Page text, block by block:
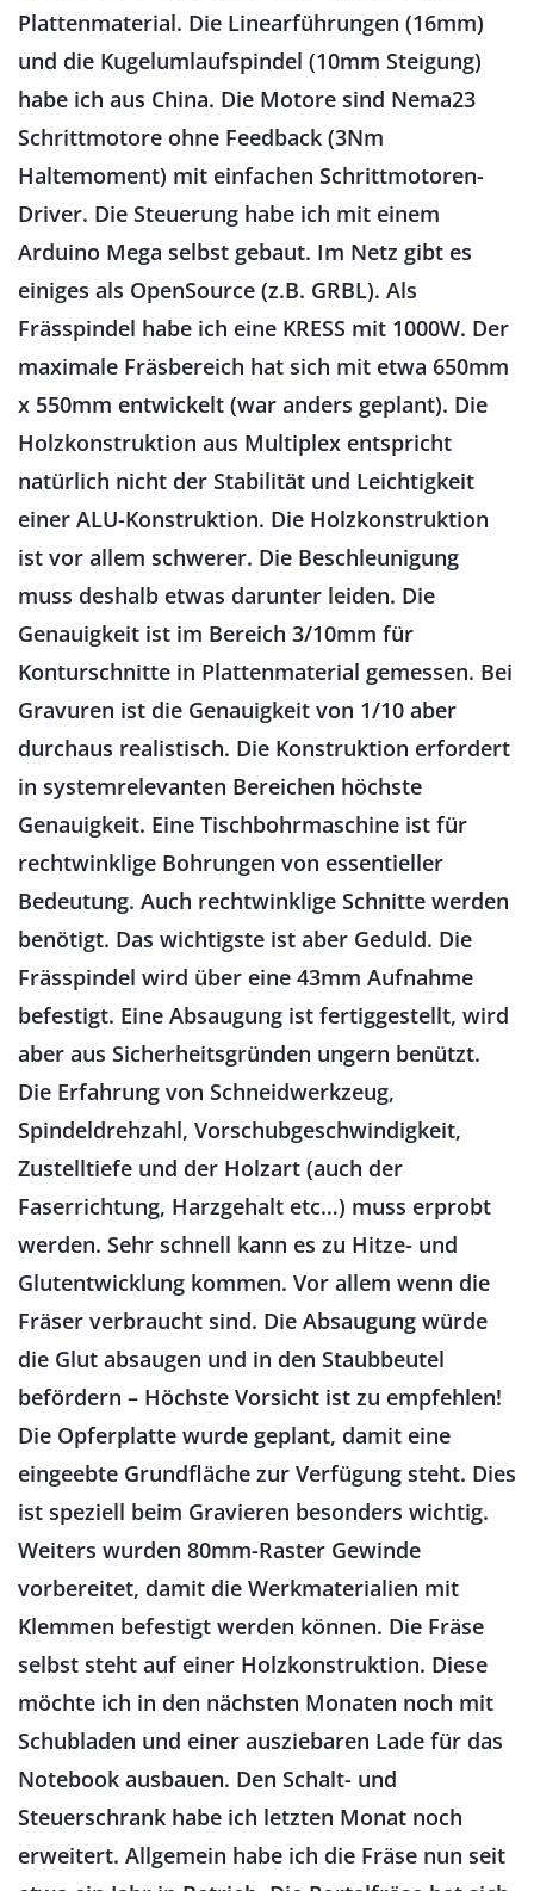
Plattenmaterial. Die Linearführungen (16mm)
und die Kugelumlaufspindel (10mm Steigung)
habe ich aus China. Die Motore sind Nema23
Schrittmotore ohne Feedback (3Nm
Haltemoment) mit einfachen Schrittmotoren-
Driver. Die Steuerung habe ich mit einem
Arduino Mega selbst gebaut. Im Netz gibt es
einiges als OpenSource (z.B. GRBL). Als
Frässpindel habe ich eine KRESS mit 1000W. Der
maximale Fräsbereich hat sich mit etwa 650mm
x 550mm entwickelt (war anders geplant). Die
Holzkonstruktion aus Multiplex entspricht
natürlich nicht der Stabilität und Leichtigkeit
einer ALU-Konstruktion. Die Holzkonstruktion
ist vor allem schwerer. Die Beschleunigung
muss deshalb etwas darunter leiden. Die
Genauigkeit ist im Bereich 3/10mm für
Konturschnitte in Plattenmaterial gemessen. Bei
Gravuren ist die Genauigkeit von 1/10 aber
durchaus realistisch. Die Konstruktion erfordert
in systemrelevanten Bereichen höchste
Genauigkeit. Eine Tischbohrmaschine ist für
rechtwinklige Bohrungen von essentieller
Bedeutung. Auch rechtwinklige Schnitte werden
benötigt. Das wichtigste ist aber Geduld. Die
Frässpindel wird über eine 43mm Aufnahme
befestigt. Eine Absaugung ist fertiggestellt, wird
aber aus Sicherheitsgründen ungern benützt.
Die Erfahrung von Schneidwerkzeug,
Spindeldrehzahl, Vorschubgeschwindigkeit,
Zustelltiefe und der Holzart (auch der
Faserrichtung, Harzgehalt etc…) muss erprobt
werden. Sehr schnell kann es zu Hitze- und
Glutentwicklung kommen. Vor allem wenn die
Fräser verbraucht sind. Die Absaugung würde
die Glut absaugen und in den Staubbeutel
befördern – Höchste Vorsicht ist zu empfehlen!
Die Opferplatte wurde geplant, damit eine
eingeebte Grundfläche zur Verfügung steht. Dies
ist speziell beim Gravieren besonders wichtig.
Weiters wurden 80mm-Raster Gewinde
vorbereitet, damit die Werkmaterialien mit
Klemmen befestigt werden können. Die Fräse
selbst steht auf einer Holzkonstruktion. Diese
möchte ich in den nächsten Monaten noch mit
Schubladen und einer ausziebaren Lade für das
Notebook ausbauen. Den Schalt- und
Steuerschrank habe ich letzten Monat noch
erweitert. Allgemein habe ich die Fräse nun seit